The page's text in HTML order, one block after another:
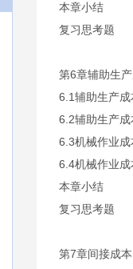
本章小结
复习思考题
第6章辅助生
6.1辅助生产
6.2辅助生产
6.3机械作业
6.4机械作业
本章小结
复习思考题
第7章间接成